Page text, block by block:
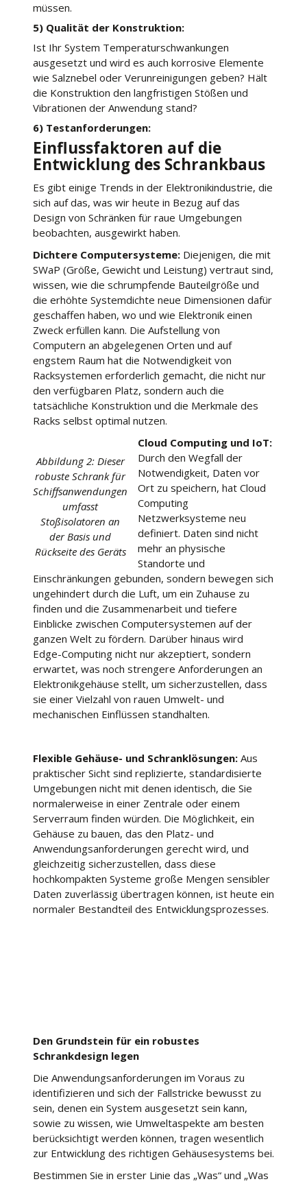
müssen.
5) Qualität der Konstruktion:
Ist Ihr System Temperaturschwankungen
ausgesetzt und wird es auch korrosive Elemente
wie Salznebel oder Verunreinigungen geben? Hält
die Konstruktion den langfristigen Stößen und
Vibrationen der Anwendung stand?
6) Testanforderungen:
Einflussfaktoren auf die
Entwicklung des Schrankbaus
Es gibt einige Trends in der Elektronikindustrie, die
sich auf das, was wir heute in Bezug auf das
Design von Schränken für raue Umgebungen
beobachten, ausgewirkt haben.
Dichtere Computersysteme: Diejenigen, die mit
SWaP (Größe, Gewicht und Leistung) vertraut sind,
wissen, wie die schrumpfende Bauteilgröße und
die erhöhte Systemdichte neue Dimensionen dafür
geschaffen haben, wo und wie Elektronik einen
Zweck erfüllen kann. Die Aufstellung von
Computern an abgelegenen Orten und auf
engstem Raum hat die Notwendigkeit von
Racksystemen erforderlich gemacht, die nicht nur
den verfügbaren Platz, sondern auch die
tatsächliche Konstruktion und die Merkmale des
Racks selbst optimal nutzen.
Abbildung 2: Dieser
robuste Schrank für
Schiffsanwendungen
umfasst
Stoßisolatoren an
der Basis und
Rückseite des Geräts
Cloud Computing und IoT:
Durch den Wegfall der
Notwendigkeit, Daten vor
Ort zu speichern, hat Cloud
Computing
Netzwerksysteme neu
definiert. Daten sind nicht
mehr an physische
Standorte und
Einschränkungen gebunden, sondern bewegen sich
ungehindert durch die Luft, um ein Zuhause zu
finden und die Zusammenarbeit und tiefere
Einblicke zwischen Computersystemen auf der
ganzen Welt zu fördern. Darüber hinaus wird
Edge-Computing nicht nur akzeptiert, sondern
erwartet, was noch strengere Anforderungen an
Elektronikgehäuse stellt, um sicherzustellen, dass
sie einer Vielzahl von rauen Umwelt- und
mechanischen Einflüssen standhalten.
Flexible Gehäuse- und Schranklösungen: Aus
praktischer Sicht sind replizierte, standardisierte
Umgebungen nicht mit denen identisch, die Sie
normalerweise in einer Zentrale oder einem
Serverraum finden würden. Die Möglichkeit, ein
Gehäuse zu bauen, das den Platz- und
Anwendungsanforderungen gerecht wird, und
gleichzeitig sicherzustellen, dass diese
hochkompakten Systeme große Mengen sensibler
Daten zuverlässig übertragen können, ist heute ein
normaler Bestandteil des Entwicklungsprozesses.
Den Grundstein für ein robustes
Schrankdesign legen
Die Anwendungsanforderungen im Voraus zu
identifizieren und sich der Fallstricke bewusst zu
sein, denen ein System ausgesetzt sein kann,
sowie zu wissen, wie Umweltaspekte am besten
berücksichtigt werden können, tragen wesentlich
zur Entwicklung des richtigen Gehäusesystems bei.
Bestimmen Sie in erster Linie das „Was“ und „Was